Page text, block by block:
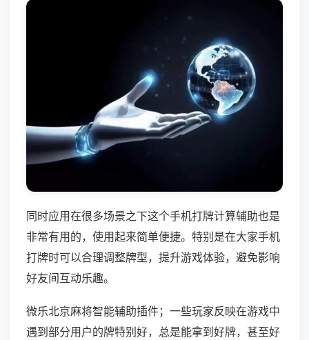
同时应用在很多场景之下这个手机打牌计算辅助也是
非常有用的，使用起来简单便捷。特别是在大家手机
打牌时可以合理调整牌型，提升游戏体验，避免影响
好友间互动乐趣。
微乐北京麻将智能辅助插件；一些玩家反映在游戏中
遇到部分用户的牌特别好，总是能拿到好牌，甚至好